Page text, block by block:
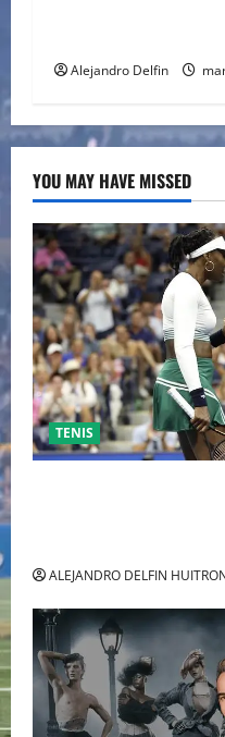
Alejandro Delfin
YOU MAY HAVE MISSED
TENIS
ALEJANDRO DELFIN